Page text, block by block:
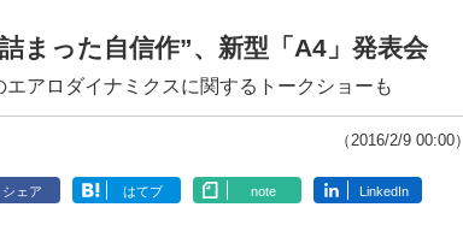
まった自信作”、新型「A4」発表会
アロダイナミクスに関するトークショーも
（2016/2/9 00:00）
シェア はてブ note LinkedIn